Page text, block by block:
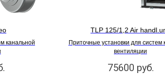
канальной
TLP 125/1,2 Air
Приточные установки для систем
вентиляции
75600 руб.